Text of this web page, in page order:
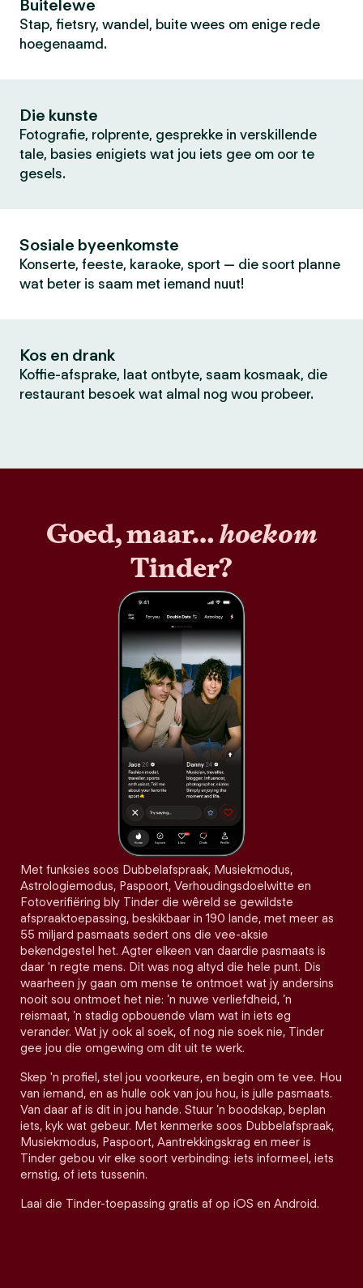
Buitelewe
Stap, fietsry, wandel, buite wees om enige rede
hoegenaamd.
Die kunste
Fotografie, rolprente, gesprekke in verskillende
tale, basies enigiets wat jou iets gee om oor te
gesels.
Sosiale byeenkomste
Konserte, feeste, karaoke, sport — die soort planne
wat beter is saam met iemand nuut!
Kos en drank
Koffie-afsprake, laat ontbyte, saam kosmaak, die
restaurant besoek wat almal nog wou probeer.
Goed, maar…hoekom
Tinder?
Met funksies soos Dubbelafspraak, Musiekmodus,
Astrologiemodus, Paspoort, Verhoudingsdoelwitte en
Fotoverifiëring bly Tinder die wêreld se gewildste
afspraaktoepassing, beskikbaar in 190 lande, met meer as
55 miljard pasmaats sedert ons die vee-aksie
bekendgestel het. Agter elkeen van daardie pasmaats is
daar 'n regte mens. Dit was nog altyd die hele punt. Dis
waarheen jy gaan om mense te ontmoet wat jy andersins
nooit sou ontmoet het nie: ’n nuwe verliefdheid, ’n
reismaat, ’n stadig opbouende vlam wat in iets eg
verander. Wat jy ook al soek, of nog nie soek nie, Tinder
gee jou die omgewing om dit uit te werk.
Skep 'n profiel, stel jou voorkeure, en begin om te vee. Hou
van iemand, en as hulle ook van jou hou, is julle pasmaats.
Van daar af is dit in jou hande. Stuur ’n boodskap, beplan
iets, kyk wat gebeur. Met kenmerke soos Dubbelafspraak,
Musiekmodus, Paspoort, Aantrekkingskrag en meer is
Tinder gebou vir elke soort verbinding: iets informeel, iets
ernstig, of iets tussenin.
Laai die Tinder-toepassing gratis af op iOS en Android.